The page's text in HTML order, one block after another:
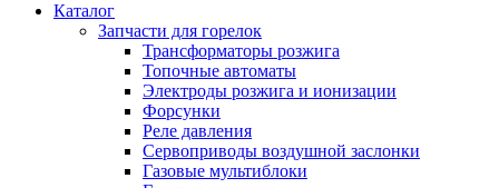
Каталог
Запчасти для горелок
Трансформаторы розжига
Топочные автоматы
Электроды розжига и ионизации
Форсунки
Реле давления
Сервоприводы воздушной заслонки
Газовые мультиблоки